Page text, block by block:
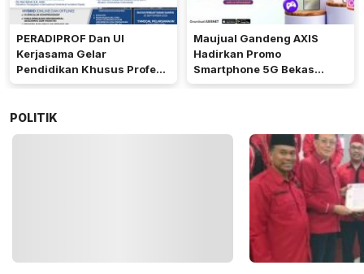
PERADIPROF Dan UI
Kerjasama Gelar
Pendidikan Khusus Profesi
Advokat
Maujual Gandeng AXIS
Hadirkan Promo
Smartphone 5G Bekas
dengan Bonus Kuota
POLITIK